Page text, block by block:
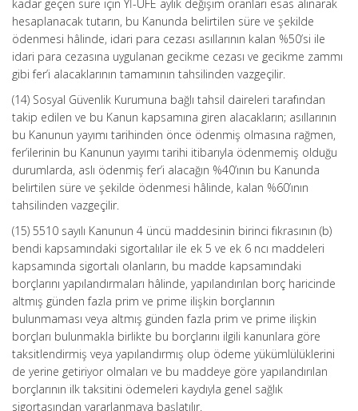
kadar geçen süre için Yİ-ÜFE aylık değişim oranları esas alınarak
hesaplanacak tutarın, bu Kanunda belirtilen süre ve şekilde
ödenmesi hâlinde, idari para cezası asıllarının kalan %50’si ile
idari para cezasına uygulanan gecikme cezası ve gecikme zammı
gibi fer’i alacaklarının tamamının tahsilinden vazgeçilir.
(14) Sosyal Güvenlik Kurumuna bağlı tahsil daireleri tarafından
takip edilen ve bu Kanun kapsamına giren alacakların; asıllarının
bu Kanunun yayımı tarihinden önce ödenmiş olmasına rağmen,
fer’ilerinin bu Kanunun yayımı tarihi itibarıyla ödenmemiş olduğu
durumlarda, aslı ödenmiş fer’i alacağın %40’ının bu Kanunda
belirtilen süre ve şekilde ödenmesi hâlinde, kalan %60’ının
tahsilinden vazgeçilir.
(15) 5510 sayılı Kanunun 4 üncü maddesinin birinci fıkrasının (b)
bendi kapsamındaki sigortalılar ile ek 5 ve ek 6 ncı maddeleri
kapsamında sigortalı olanların, bu madde kapsamındaki
borçlarını yapılandırmaları hâlinde, yapılandırılan borç haricinde
altmış günden fazla prim ve prime ilişkin borçlarının
bulunmaması veya altmış günden fazla prim ve prime ilişkin
borçları bulunmakla birlikte bu borçlarını ilgili kanunlara göre
taksitlendirmiş veya yapılandırmış olup ödeme yükümlülüklerini
de yerine getiriyor olmaları ve bu maddeye göre yapılandırılan
borçlarının ilk taksitini ödemeleri kaydıyla genel sağlık
sigortasından yararlanmaya başlatılır.